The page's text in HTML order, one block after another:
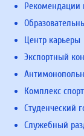
Рекомендации
Центр карьеры
Экспортный
Комплекс
Студенческий
Служебный